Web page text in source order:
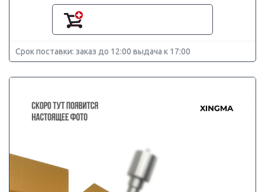
Срок поставки: заказ до 12:00 выдача к 17:00